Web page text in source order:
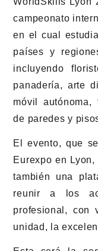
campeonato
en el cual
países y
incluyendo
panadería, arte
móvil autónoma,
de paredes y
El evento, que
Eurexpo en
también una
reunir a los
profesional, con
unidad, la